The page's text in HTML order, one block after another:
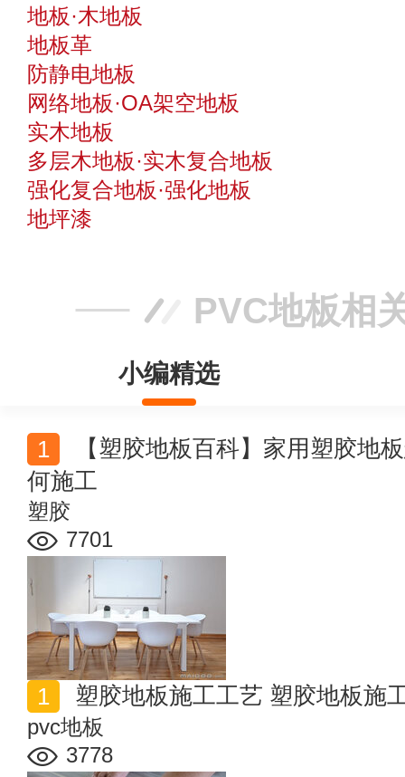
地板·木地板
地板革
防静电地板
网络地板·OA架空地板
实木地板
多层木地板·实木复合地板
强化复合地板·强化地板
地坪漆
PVC地板相
小编精选
何施工
塑胶
7701
塑胶地板施工工艺 塑胶地板施
pvc地板
3778